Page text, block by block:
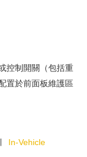
控制開關（包括重
置於前面板維護區
In-Vehicle